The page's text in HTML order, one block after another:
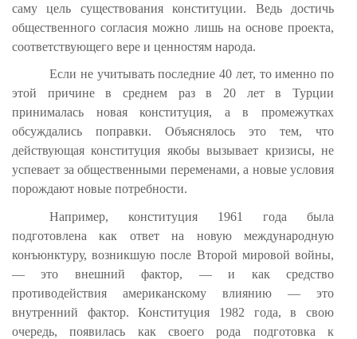
саму цель существования конституции. Ведь достичь
общественного согласия можно лишь на основе проекта,
соответствующего вере и ценностям народа.
Если не учитывать последние 40 лет, то именно по
этой причине в среднем раз в 20 лет в Турции
принималась новая конституция, а в промежутках
обсуждались поправки. Объяснялось это тем, что
действующая конституция якобы вызывает кризисы, не
успевает за общественными переменами, а новые условия
порождают новые потребности.
Например, конституция 1961 года была
подготовлена как ответ на новую международную
конъюнктуру, возникшую после Второй мировой войны,
— это внешний фактор, — и как средство
противодействия американскому влиянию — это
внутренний фактор. Конституция 1982 года, в свою
очередь, появилась как своего рода подготовка к